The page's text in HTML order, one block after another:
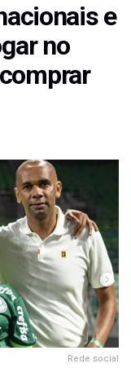
e
no
Rede social